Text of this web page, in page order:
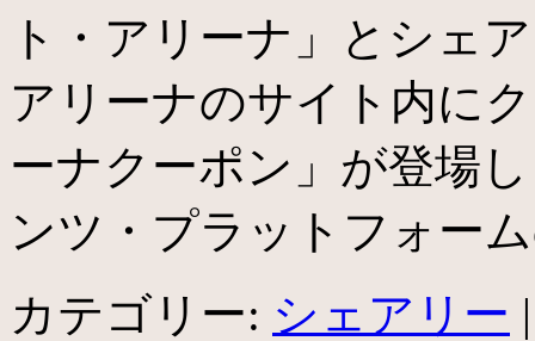
ト・アリーナ」とシェ
アリーナのサイト内に
ーナクーポン」が登場
ンツ・プラットフォー
カテゴリー: シェアリー |